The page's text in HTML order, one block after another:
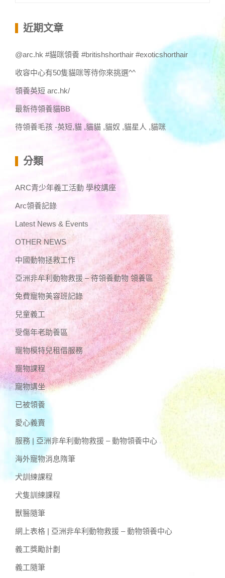
鍵 近期文章
@arc.hk #貓咪領養 #britishshorthair #exoticshorthair
收容中心有50隻貓咪等待你來挑選^^
領養英短 arc.hk/
最新待領養貓BB
待領養毛孩 -英短,貓 ,貓貓 ,貓奴 ,貓星人 ,貓咪
分類
ARC青少年義工活動 學校講座
Arc領養記錄
Latest News & Events
OTHER NEWS
中國動物拯救工作
亞洲非牟利動物救援 – 待領養動物 領養區
免費寵物美容班記錄
兒童義工
受傷年老助養區
寵物模特兒租借服務
寵物課程
寵物講坐
已被領養
愛心義賣
服務 | 亞洲非牟利動物救援 – 動物領養中心
海外寵物消息隋筆
犬訓練課程
犬隻訓練課程
獸醫隨筆
網上表格 | 亞洲非牟利動物救援 – 動物領養中心
義工獎勵計劃
義工隨筆